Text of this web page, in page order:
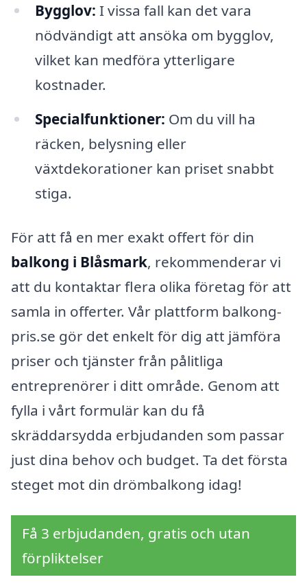
Bygglov: I vissa fall kan det vara
nödvändigt att ansöka om bygglov,
vilket kan medföra ytterligare
kostnader.
Specialfunktioner: Om du vill ha
räcken, belysning eller
växtdekorationer kan priset snabbt
stiga.
För att få en mer exakt offert för din
balkong i Blåsmark, rekommenderar vi
att du kontaktar flera olika företag för att
samla in offerter. Vår plattform balkong-
pris.se gör det enkelt för dig att jämföra
priser och tjänster från pålitliga
entreprenörer i ditt område. Genom att
fylla i vårt formulär kan du få
skräddarsydda erbjudanden som passar
just dina behov och budget. Ta det första
steget mot din drömbalkong idag!
Få 3 erbjudanden, gratis och utan
förpliktelser